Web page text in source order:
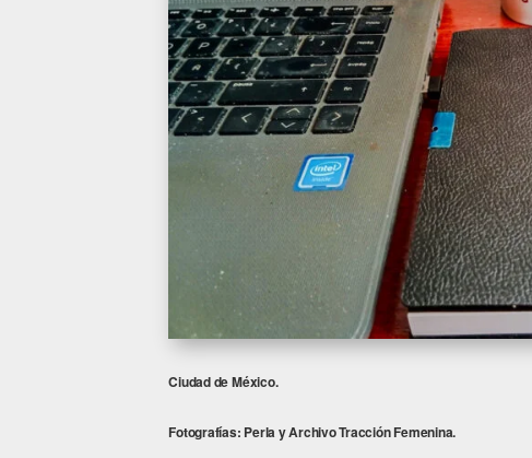
Ciudad de México.
Fotografías: Perla y Archivo Tracción Femenina.